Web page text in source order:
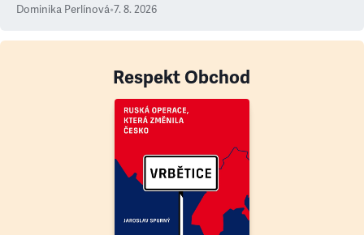
Dominika Perlínová•7. 8. 2026
Respekt Obchod